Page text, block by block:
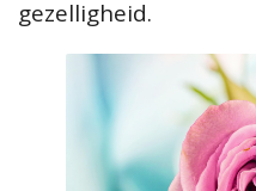
gezelligheid.